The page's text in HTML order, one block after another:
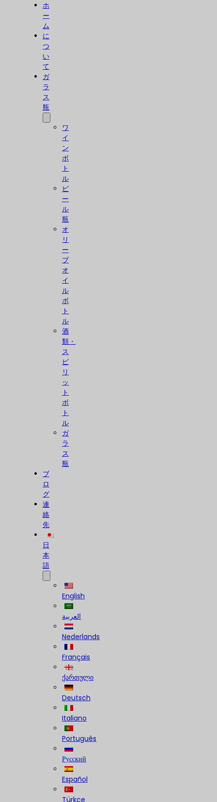
ホ
ー
ム
に
つ
い
て
ガ
ラ
ス
瓶
ワ
イ
ン
ボ
ト
ル
ビ
ー
ル
瓶
オ
リ
ー
ブ
オ
イ
ル
ボ
ト
ル
酒
類・
ス
ピ
リ
ッ
ト
ボ
ト
ル
ガ
ラ
ス
瓶
ブ
ロ
グ
連
絡
先
日
本
語
English
العربية
Nederlands
Français
ქართული
Deutsch
Italiano
Português
Русский
Español
Türkçe